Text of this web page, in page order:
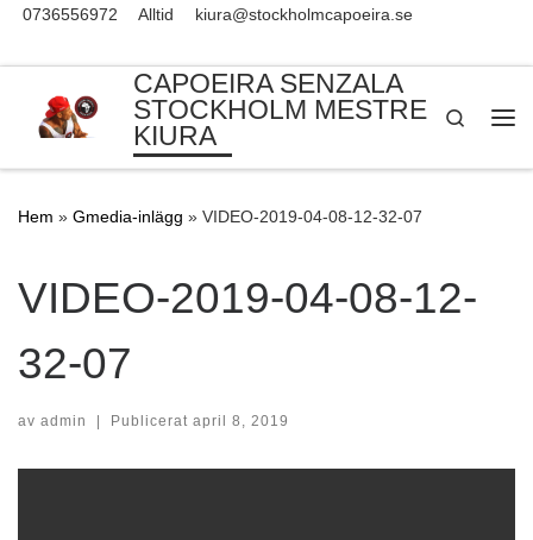
0736556972 Alltid kiura@stockholmcapoeira.se
CAPOEIRA SENZALA
STOCKHOLM MESTRE
KIURA
Search
Hem » Gmedia-inlägg » VIDEO-2019-04-08-12-32-07
VIDEO-2019-04-08-12-
32-07
av admin | Publicerat april 8, 2019